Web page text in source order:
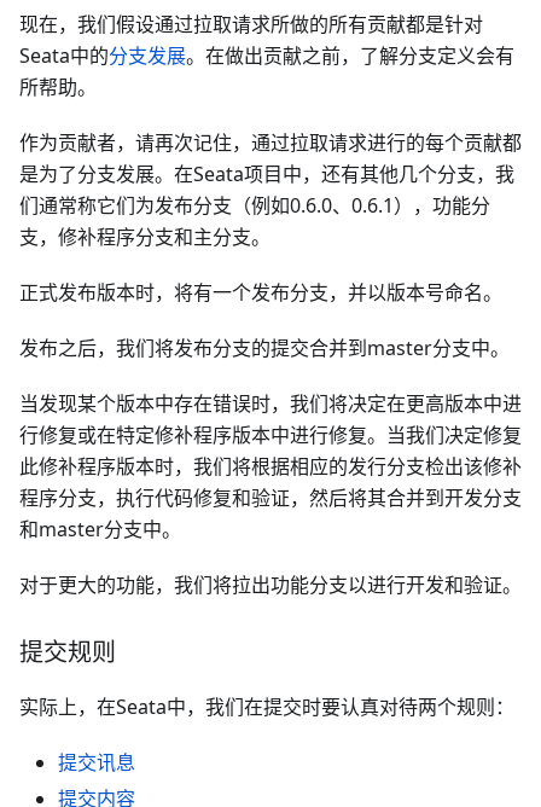
现在，我们假设通过拉取请求所做的所有贡献都是针对
Seata中的分支发展。在做出贡献之前，了解分支定义会有
所帮助。
作为贡献者，请再次记住，通过拉取请求进行的每个贡献都
是为了分支发展。在Seata项目中，还有其他几个分支，我
们通常称它们为发布分支（例如0.6.0、0.6.1），功能分
支，修补程序分支和主分支。
正式发布版本时，将有一个发布分支，并以版本号命名。
发布之后，我们将发布分支的提交合并到master分支中。
当发现某个版本中存在错误时，我们将决定在更高版本中进
行修复或在特定修补程序版本中进行修复。当我们决定修复
此修补程序版本时，我们将根据相应的发行分支检出该修补
程序分支，执行代码修复和验证，然后将其合并到开发分支
和master分支中。
对于更大的功能，我们将拉出功能分支以进行开发和验证。
提交规则
实际上，在Seata中，我们在提交时要认真对待两个规则：
提交讯息
提交内容